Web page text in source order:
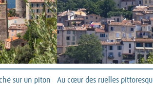
sur un piton
Au cœur des ruelles